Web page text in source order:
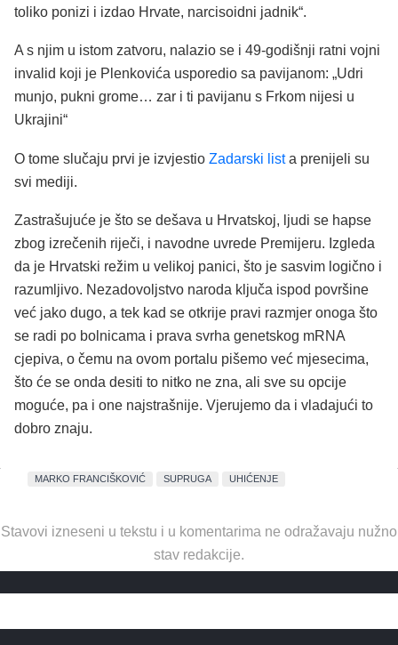
toliko ponizi i izdao Hrvate, narcisoidni jadnik“.
A s njim u istom zatvoru, nalazio se i 49-godišnji ratni vojni
invalid koji je Plenkovića usporedio sa pavijanom: „Udri
munjo, pukni grome… zar i ti pavijanu s Frkom nijesi u
Ukrajini“
O tome slučaju prvi je izvjestio Zadarski lista prenijeli su
svi mediji.
Zastrašujuće je što se dešava u Hrvatskoj, ljudi se hapse
zbog izrečenih riječi, i navodne uvrede Premijeru. Izgleda
da je Hrvatski režim u velikoj panici, što je sasvim logično i
razumljivo. Nezadovoljstvo naroda ključa ispod površine
već jako dugo, a tek kad se otkrije pravi razmjer onoga što
se radi po bolnicama i prava svrha genetskog mRNA
cjepiva, o čemu na ovom portalu pišemo već mjesecima,
što će se onda desiti to nitko ne zna, ali sve su opcije
moguće, pa i one najstrašnije. Vjerujemo da i vladajući to
dobro znaju.
MARKO FRANCIŠKOVIĆ SUPRUGA UHIĆENJE
Stavovi izneseni u tekstu i u komentarima ne odražavaju nužno
stav redakcije.